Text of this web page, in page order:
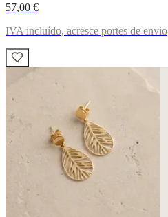
57,00 €
IVA incluído, acresce portes de envio